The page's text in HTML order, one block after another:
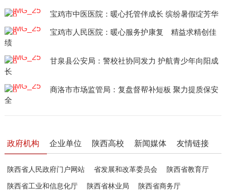
宝鸡市中医医院：暖心托管伴成长 缤纷暑假绽芳华
宝鸡市人民医院：暖心服务护康复 精益求精创佳
绩
甘泉县公安局：警校社协同发力 护航青少年向阳成
长
商洛市市场监管局：复盘督帮补短板 聚力提质保安
全
政府机构 企业单位 陕西高校 新闻媒体 友情链接
陕西省人民政府门户网站 省发展和改革委员会 陕西省教育厅
陕西省工业和信息化厅 陕西省林业局 陕西省商务厅